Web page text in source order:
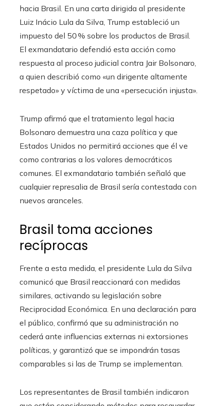
hacia Brasil. En una carta dirigida al presidente
Luiz Inácio Lula da Silva, Trump estableció un
impuesto del 50 % sobre los productos de Brasil.
El exmandatario defendió esta acción como
respuesta al proceso judicial contra Jair Bolsonaro,
a quien describió como «un dirigente altamente
respetado» y víctima de una «persecución injusta».
Trump afirmó que el tratamiento legal hacia
Bolsonaro demuestra una caza política y que
Estados Unidos no permitirá acciones que él ve
como contrarias a los valores democráticos
comunes. El exmandatario también señaló que
cualquier represalia de Brasil sería contestada con
nuevos aranceles.
Brasil toma acciones
recíprocas
Frente a esta medida, el presidente Lula da Silva
comunicó que Brasil reaccionará con medidas
similares, activando su legislación sobre
Reciprocidad Económica. En una declaración para
el público, confirmó que su administración no
cederá ante influencias externas ni extorsiones
políticas, y garantizó que se impondrán tasas
comparables si las de Trump se implementan.
Los representantes de Brasil también indicaron